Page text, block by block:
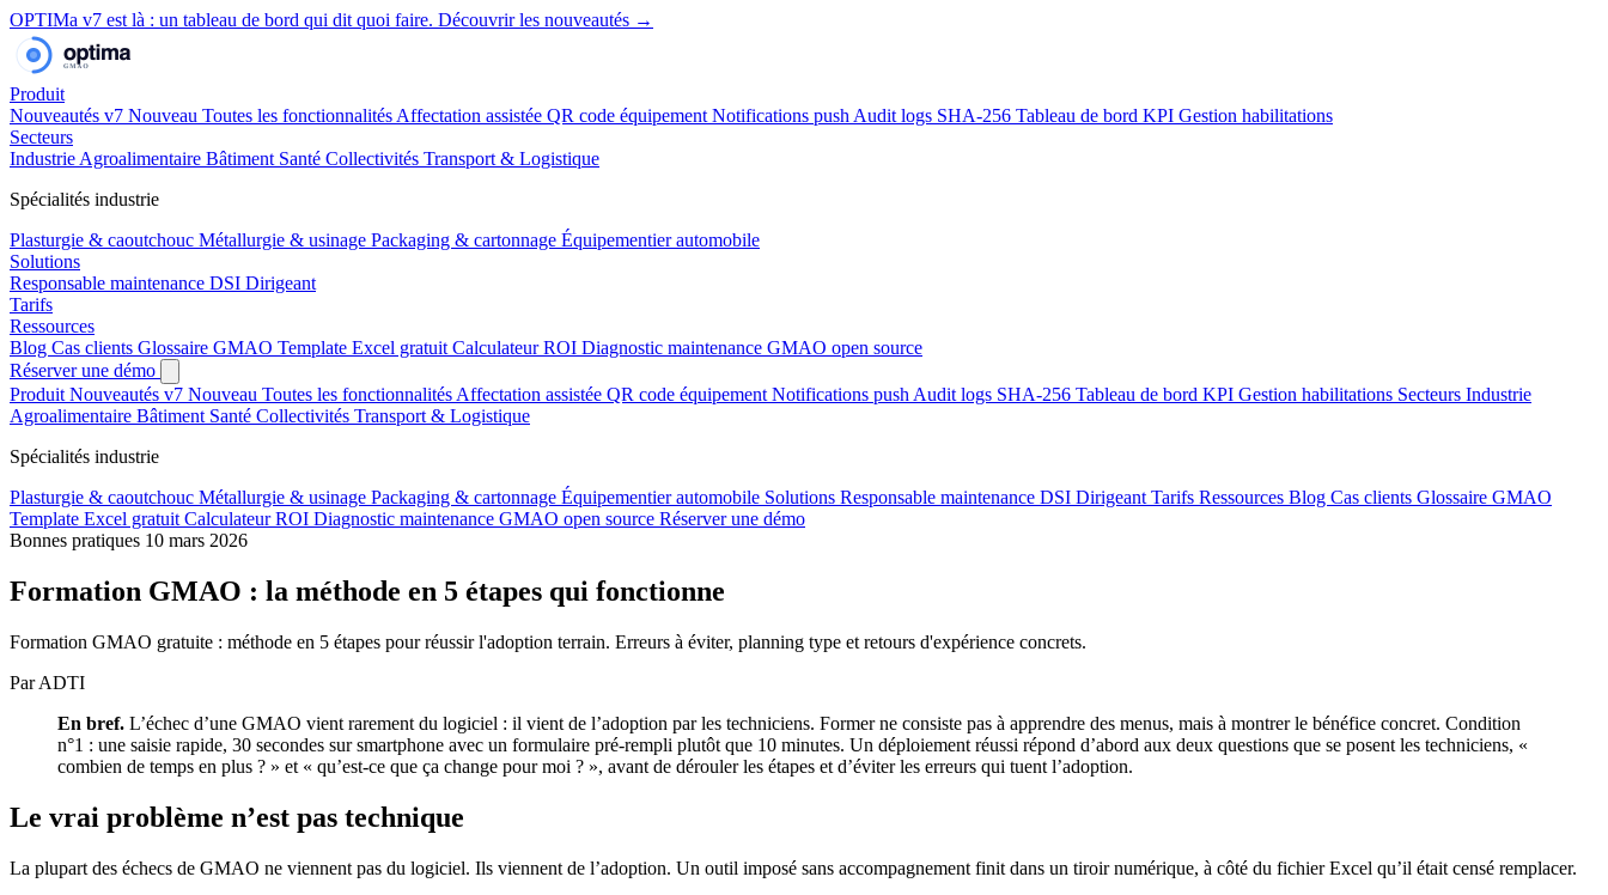
OPTIMa v7 est là : un tableau de bord qui dit quoi faire. Découvrir les nouveautés →
Produit
Nouveautés v7 Nouveau Toutes les fonctionnalités Affectation assistée QR code équipement Notifications push Audit logs SHA-256 Tableau de bord KPI Gestion habilitations
Secteurs
Industrie Agroalimentaire Bâtiment Santé Collectivités Transport & Logistique
Spécialités industrie
Plasturgie & caoutchouc Métallurgie & usinage Packaging & cartonnage Équipementier automobile
Solutions
Responsable maintenance DSI Dirigeant
Tarifs
Ressources
Blog Cas clients Glossaire GMAO Template Excel gratuit Calculateur ROI Diagnostic maintenance GMAO open source
Réserver une démo
Produit Nouveautés v7 Nouveau Toutes les fonctionnalités Affectation assistée QR code équipement Notifications push Audit logs SHA-256 Tableau de bord KPI Gestion habilitations Secteurs Industrie
Agroalimentaire Bâtiment Santé Collectivités Transport & Logistique
Spécialités industrie
Plasturgie & caoutchouc Métallurgie & usinage Packaging & cartonnage Équipementier automobile Solutions Responsable maintenance DSI Dirigeant Tarifs Ressources Blog Cas clients Glossaire GMAO
Template Excel gratuit Calculateur ROI Diagnostic maintenance GMAO open source Réserver une démo
Bonnes pratiques 10 mars 2026
Formation GMAO : la méthode en 5 étapes qui fonctionne
Formation GMAO gratuite : méthode en 5 étapes pour réussir l'adoption terrain. Erreurs à éviter, planning type et retours d'expérience concrets.
Par ADTI
En bref. L’échec d’une GMAO vient rarement du logiciel : il vient de l’adoption par les techniciens. Former ne consiste pas à apprendre des menus, mais à montrer le bénéfice concret. Condition
n°1 : une saisie rapide, 30 secondes sur smartphone avec un formulaire pré-rempli plutôt que 10 minutes. Un déploiement réussi répond d’abord aux deux questions que se posent les techniciens, «
combien de temps en plus ? » et « qu’est-ce que ça change pour moi ? », avant de dérouler les étapes et d’éviter les erreurs qui tuent l’adoption.
Le vrai problème n’est pas technique
La plupart des échecs de GMAO ne viennent pas du logiciel. Ils viennent de l’adoption. Un outil imposé sans accompagnement finit dans un tiroir numérique, à côté du fichier Excel qu’il était censé remplacer.